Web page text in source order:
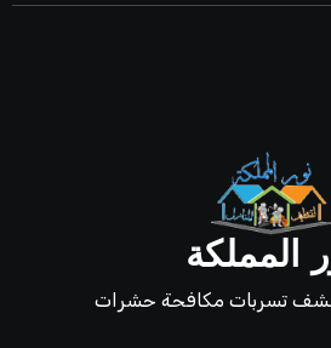
المملكة
تسربات مكافحة حشرات